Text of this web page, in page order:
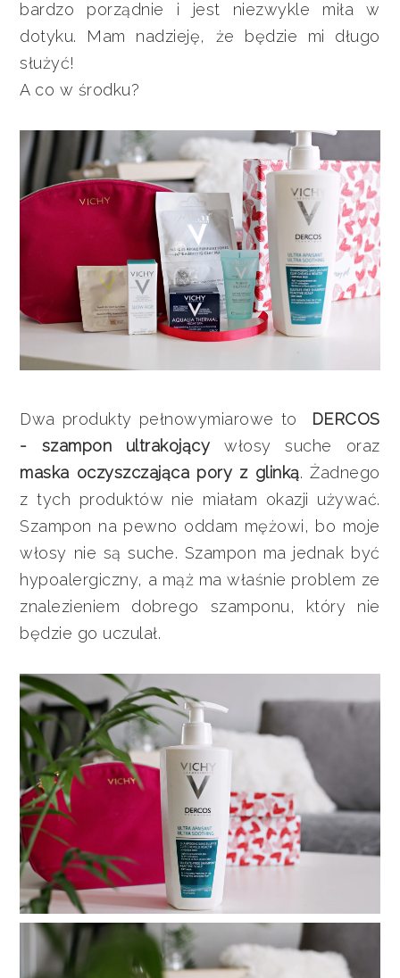
bardzo porządnie i jest niezwykle miła w
dotyku. Mam nadzieję, że będzie mi długo
służyć!
A co w środku?
Dwa produkty pełnowymiarowe to
DERCOS
- szampon ultrakojącywłosy suche oraz
maska oczyszczająca pory z glinką. Żadnego
z tych produktów nie miałam okazji używać.
Szampon na pewno oddam mężowi, bo moje
włosy nie są suche. Szampon ma jednak być
hypoalergiczny, a mąż ma właśnie problem ze
znalezieniem dobrego szamponu, który nie
będzie go uczulał.